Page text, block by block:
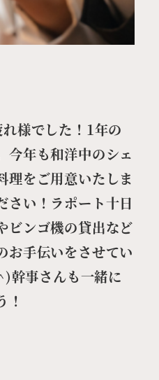
様でした！1年の
今年も和洋中のシェ
理をご用意いたしま
さい！ラポート十日
ビンゴ機の貸出など
お手伝いをさせてい
幹事さんも一緒に
！